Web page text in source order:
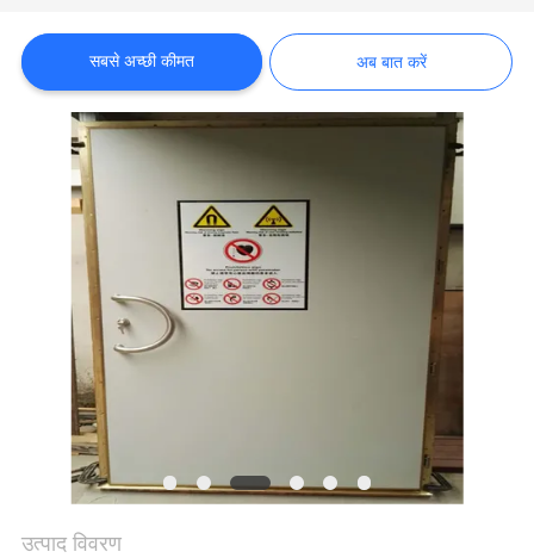
समाचार
साइटमैप
गोपनीयता
सबसे अच्छी कीमत अब बात करें
उत्पाद विवरण